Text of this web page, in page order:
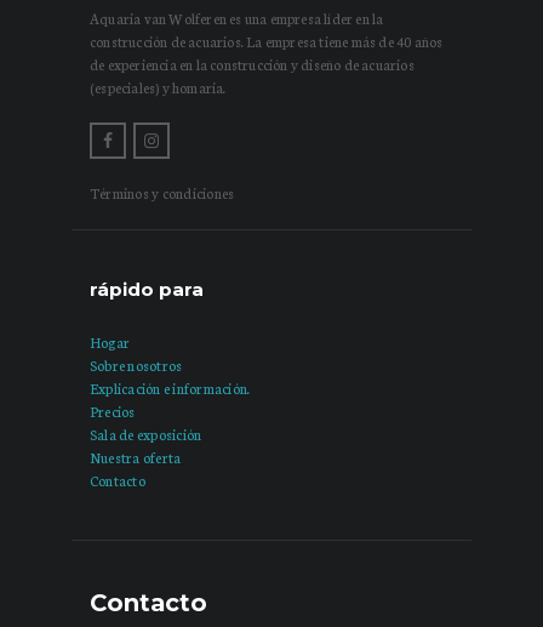
Aquaria van Wolferen es una empresa líder en la
construcción de acuarios. La empresa tiene más de 40 años
de experiencia en la construcción y diseño de acuarios
(especiales) y homaria.
Términos y condiciones
rápido para
Hogar
Sobre nosotros
Explicación e información.
Precios
Sala de exposición
Nuestra oferta
Contacto
Contacto